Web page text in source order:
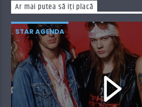
Ar mai putea să îți placă
STAR AGENDA